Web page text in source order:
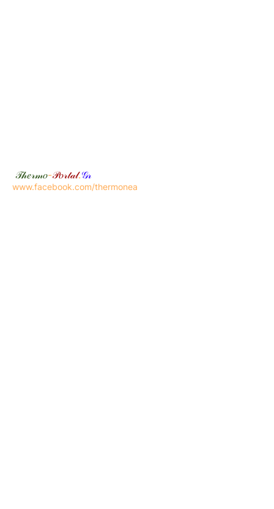
𝒯𝒽𝑒𝓇𝓂𝑜-𝒫𝑜𝓇𝓉𝒶𝓁.𝒢𝓇
www.facebook.com/thermonea